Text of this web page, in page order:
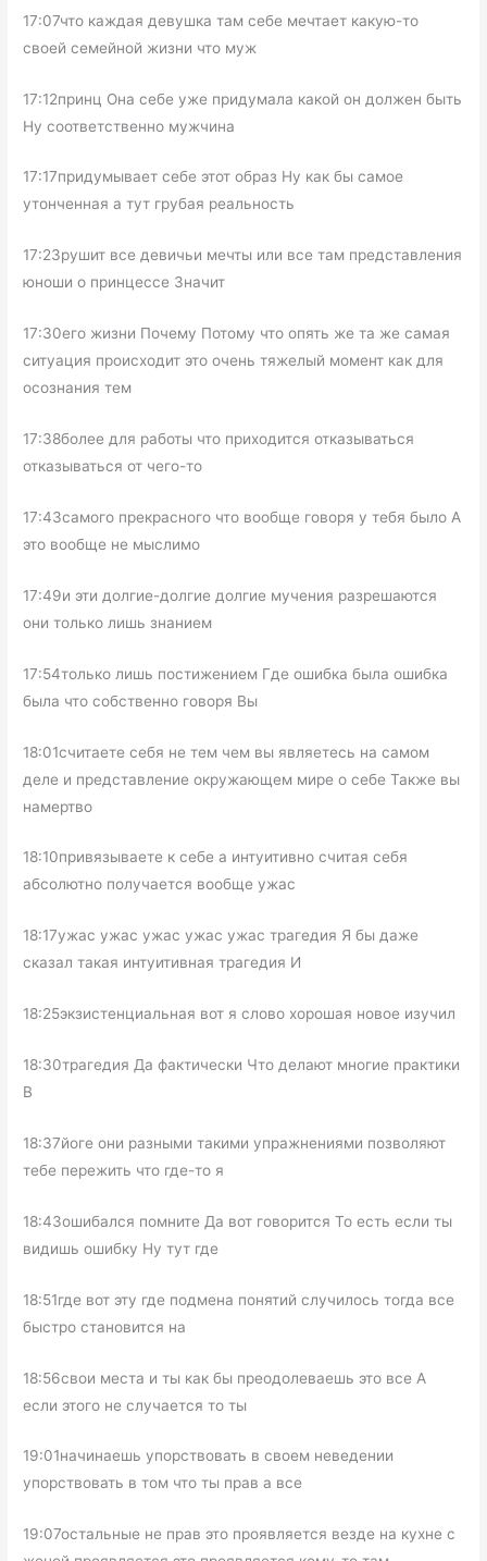
17:07что каждая девушка там себе мечтает какую-то
своей семейной жизни что муж
17:12принц Она себе уже придумала какой он должен быть
Ну соответственно мужчина
17:17придумывает себе этот образ Ну как бы самое
утонченная а тут грубая реальность
17:23рушит все девичьи мечты или все там представления
юноши о принцессе Значит
17:30его жизни Почему Потому что опять же та же самая
ситуация происходит это очень тяжелый момент как для
осознания тем
17:38более для работы что приходится отказываться
отказываться от чего-то
17:43самого прекрасного что вообще говоря у тебя было А
это вообще не мыслимо
17:49и эти долгие-долгие долгие мучения разрешаются
они только лишь знанием
17:54только лишь постижением Где ошибка была ошибка
была что собственно говоря Вы
18:01считаете себя не тем чем вы являетесь на самом
деле и представление окружающем мире о себе Также вы
намертво
18:10привязываете к себе а интуитивно считая себя
абсолютно получается вообще ужас
18:17ужас ужас ужас ужас ужас трагедия Я бы даже
сказал такая интуитивная трагедия И
18:25экзистенциальная вот я слово хорошая новое изучил
18:30трагедия Да фактически Что делают многие практики
В
18:37йоге они разными такими упражнениями позволяют
тебе пережить что где-то я
18:43ошибался помните Да вот говорится То есть если ты
видишь ошибку Ну тут где
18:51где вот эту где подмена понятий случилось тогда все
быстро становится на
18:56свои места и ты как бы преодолеваешь это все А
если этого не случается то ты
19:01начинаешь упорствовать в своем неведении
упорствовать в том что ты прав а все
19:07остальные не прав это проявляется везде на кухне с